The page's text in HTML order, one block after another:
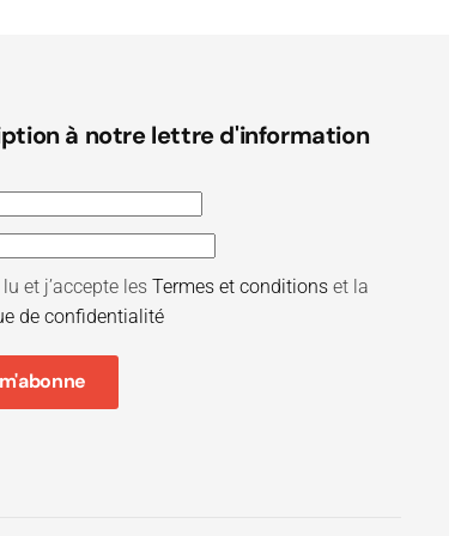
à notre lettre d'information
lu et j’accepte lesTermes et conditions et la
de confidentialité